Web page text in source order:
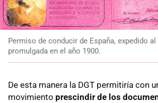
Permiso de conducir de España, expedido
promulgada en el año 1900.
De esta manera la DGT permitiría con
movimiento prescindir de los